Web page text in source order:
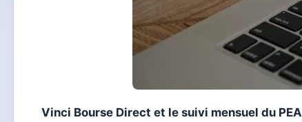
Vinci Bourse Direct et le suivi mensuel du PEA